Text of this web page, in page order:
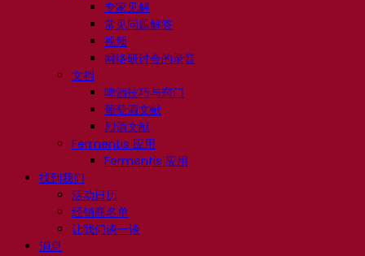
专家见解
常见问题解答
视频
网络研讨会的录音
文档
啤酒技巧与窍门
葡萄酒文献
烈酒文献
Fermentis 应用
Fermentis 应用
找到我们
活动日历
经销商名单
让我们谈一谈
消息